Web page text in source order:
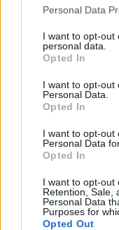
Personal Data
I want to opt-out
personal data.
Opted In
I want to opt-out
Personal Data.
Opted In
I want to opt-out
Personal Data
Opted In
I want to opt-out
Retention, Sale,
Personal Data
Purposes for
Opted Out
Forenhalbgott
Beiträge: 1.825
Kommandant
Beiträge:
Pyrus123
Freiherr des
Beiträge:
LottaMR1
Admiral des
Beiträge: 2.487